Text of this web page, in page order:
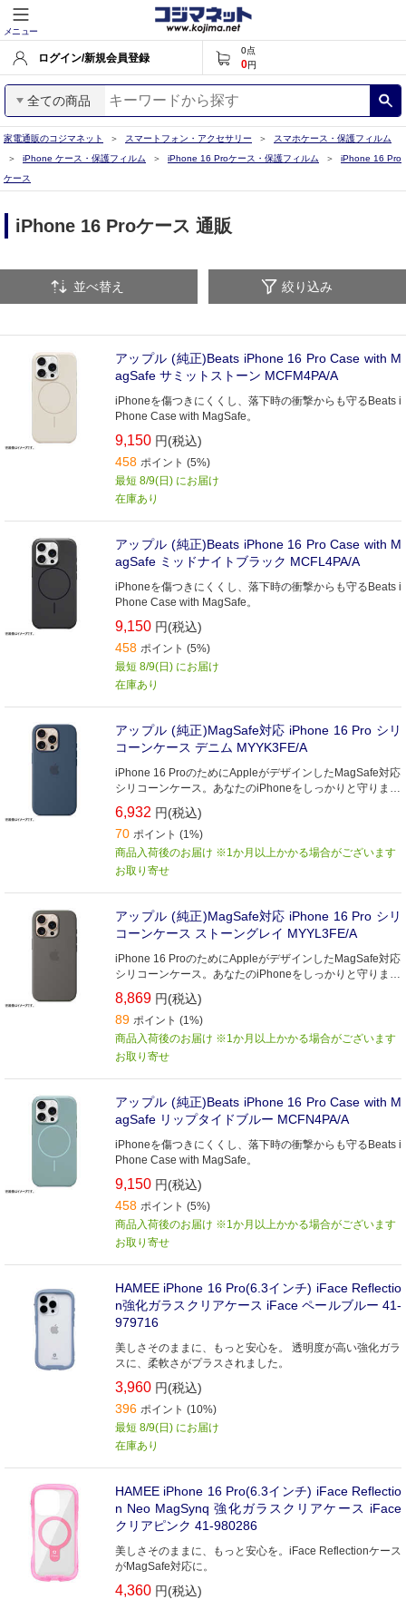
メニュー
ログイン/新規会員登録
0点
0円
全ての商品
家電通販のコジマネット スマートフォン・アクセサリー
スマホケース・保護フィルム
iPhone ケース・保護フィルム
iPhone 16 Proケース・保護フィルム
iPhone 16 Pro
ケース
iPhone 16 Proケース 通販
並べ替え 絞り込み
アップル (純正)Beats iPhone 16 Pro Case with M
agSafe サミットストーン MCFM4PA/A
iPhoneを傷つきにくくし、落下時の衝撃からも守るBeats i
Phone Case with MagSafe。
9,150 円(税込)
458 ポイント (5%)
最短 8/9(日) にお届け
在庫あり
アップル (純正)Beats iPhone 16 Pro Case with M
agSafe ミッドナイトブラック MCFL4PA/A
iPhoneを傷つきにくくし、落下時の衝撃からも守るBeats i
Phone Case with MagSafe。
9,150 円(税込)
458 ポイント (5%)
最短 8/9(日) にお届け
在庫あり
アップル (純正)MagSafe対応 iPhone 16 Pro シリ
コーンケース デニム MYYK3FE/A
iPhone 16 ProのためにAppleがデザインしたMagSafe対応
シリコーンケース。あなたのiPhoneをしっかりと守りま
す。
6,932 円(税込)
70 ポイント (1%)
商品入荷後のお届け ※1か月以上かかる場合がございます
お取り寄せ
アップル (純正)MagSafe対応 iPhone 16 Pro シリ
コーンケース ストーングレイ MYYL3FE/A
iPhone 16 ProのためにAppleがデザインしたMagSafe対応
シリコーンケース。あなたのiPhoneをしっかりと守りま
す。
8,869 円(税込)
89 ポイント (1%)
商品入荷後のお届け ※1か月以上かかる場合がございます
お取り寄せ
アップル (純正)Beats iPhone 16 Pro Case with M
agSafe リップタイドブルー MCFN4PA/A
iPhoneを傷つきにくくし、落下時の衝撃からも守るBeats i
Phone Case with MagSafe。
9,150 円(税込)
458 ポイント (5%)
商品入荷後のお届け ※1か月以上かかる場合がございます
お取り寄せ
HAMEE iPhone 16 Pro(6.3インチ) iFace Reflectio
n強化ガラスクリアケース iFace ペールブルー 41-
979716
美しさそのままに、もっと安心を。 透明度が高い強化ガラ
スに、柔軟さがプラスされました。
3,960 円(税込)
396 ポイント (10%)
最短 8/9(日) にお届け
在庫あり
HAMEE iPhone 16 Pro(6.3インチ) iFace Reflectio
n Neo MagSynq 強化ガラスクリアケース iFace
クリアピンク 41-980286
美しさそのままに、もっと安心を。iFace Reflectionケース
がMagSafe対応に。
4,360 円(税込)